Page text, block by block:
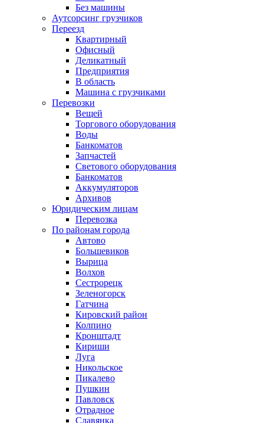
Без машины
Аутсорсинг грузчиков
Переезд
Квартирный
Офисный
Деликатный
Предприятия
В область
Машина с грузчиками
Перевозки
Вещей
Торгового оборудования
Воды
Банкоматов
Запчастей
Светового оборудования
Банкоматов
Аккумуляторов
Архивов
Юридическим лицам
Перевозка
По районам города
Автово
Большевиков
Вырица
Волхов
Сестрорецк
Зеленогорск
Гатчина
Кировский район
Колпино
Кронштадт
Кириши
Луга
Никольское
Пикалево
Пушкин
Павловск
Отрадное
Славянка